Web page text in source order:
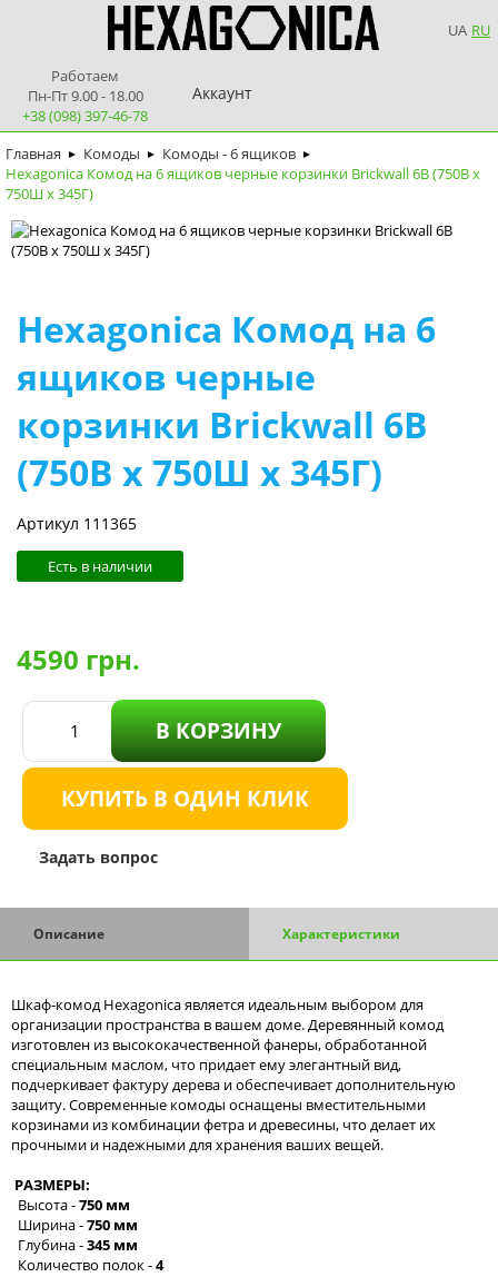
UA RU
Работаем
Пн-Пт 9.00 - 18.00
+38 (098) 397-46-78
Аккаунт
Главная ► Комоды ► Комоды - 6 ящиков ►
Hexagonica Комод на 6 ящиков черные корзинки Brickwall 6В (750В х
750Ш х 345Г)
Hexagonica Комод на 6
ящиков черные
корзинки Brickwall 6В
(750В х 750Ш х 345Г)
Артикул 111365
Есть в наличии
4590 грн.
В КОРЗИНУ
КУПИТЬ В ОДИН КЛИК
Задать вопрос
Описание Характеристики
Шкаф-комод Hexagonica является идеальным выбором для
организации пространства в вашем доме. Деревянный комод
изготовлен из высококачественной фанеры, обработанной
специальным маслом, что придает ему элегантный вид,
подчеркивает фактуру дерева и обеспечивает дополнительную
защиту. Современные комоды оснащены вместительными
корзинами из комбинации фетра и древесины, что делает их
прочными и надежными для хранения ваших вещей.
РАЗМЕРЫ:
Высота -750 мм
Ширина -750 мм
Глубина -345 мм
Количество полок -4